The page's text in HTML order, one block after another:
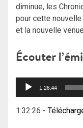
diminue, les
pour cette
et la nouvelle venue
Écouter
Lecteur
1:26:44
1:32:26 -